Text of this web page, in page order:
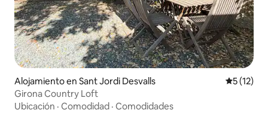
Alojamiento en Sant Jordi Desvalls
5 (12)
Girona Country Loft
Ubicación · Comodidad · Comodidades